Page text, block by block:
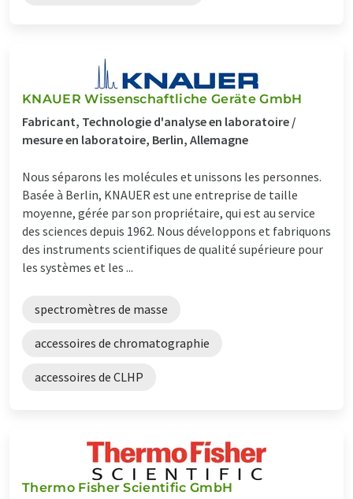
KNAUER Wissenschaftliche Geräte GmbH
Fabricant, Technologie d'analyse en laboratoire /
mesure en laboratoire, Berlin, Allemagne
Nous séparons les molécules et unissons les personnes.
Basée à Berlin, KNAUER est une entreprise de taille
moyenne, gérée par son propriétaire, qui est au service
des sciences depuis 1962. Nous développons et fabriquons
des instruments scientifiques de qualité supérieure pour
les systèmes et les ...
spectromètres de masse
accessoires de chromatographie
accessoires de CLHP
Thermo Fisher Scientific GmbH